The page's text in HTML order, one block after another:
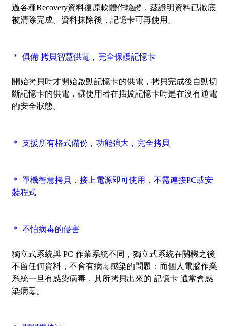
過各種Recovery資料復原軟體作驗證，茲證明資料已徹底
被清除完成。資料抹除後，記憶卡可再使用。
＊ 俱備 拷貝智慧供電，完全保護記憶卡
開始拷貝時才開始啟動記憶卡的供電，拷貝完成後自動切
斷記憶卡的供電，讓使用者在插拔記憶卡時是在沒有通電
的安全狀態。
＊ 支援所有格式備份，功能強大，完全拷貝
＊ 單機智慧拷貝，接上電源即可使用，不需連接PC或安
裝程式
＊ 不怕病毒的侵害
獨立式系統與 PC 作業系統不同，獨立式系統在關機之後
不留任何資料，不會有病毒感染的問題；而個人電腦作業
系統一旦有感染病毒，其所拷貝出來的 記憶卡 通常會感
染病毒。